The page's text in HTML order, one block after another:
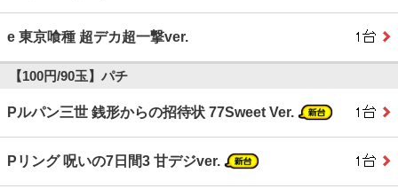
e 東京喰種 超デカ超一撃ver.
【100円/90玉】パチ
Pルパン三世 銭形からの招待状 77Sweet Ver.
Pリング 呪いの7日間3 甘デジver.